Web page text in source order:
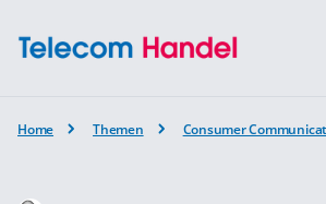
Home Themen Consumer